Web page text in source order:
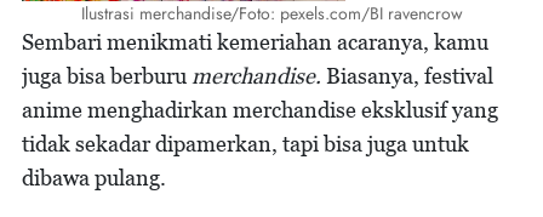
Ilustrasi merchandise/Foto: pexels.com/BI ravencrow
Sembari menikmati kemeriahan acaranya, kamu
juga bisa berburumerchandise. Biasanya, festival
anime menghadirkan merchandise eksklusif yang
tidak sekadar dipamerkan, tapi bisa juga untuk
dibawa pulang.